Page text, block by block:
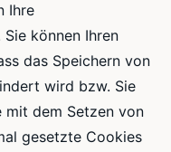
Ihre
können Ihren
das Speichern von
wird bzw. Sie
mit dem Setzen von
gesetzte Cookies